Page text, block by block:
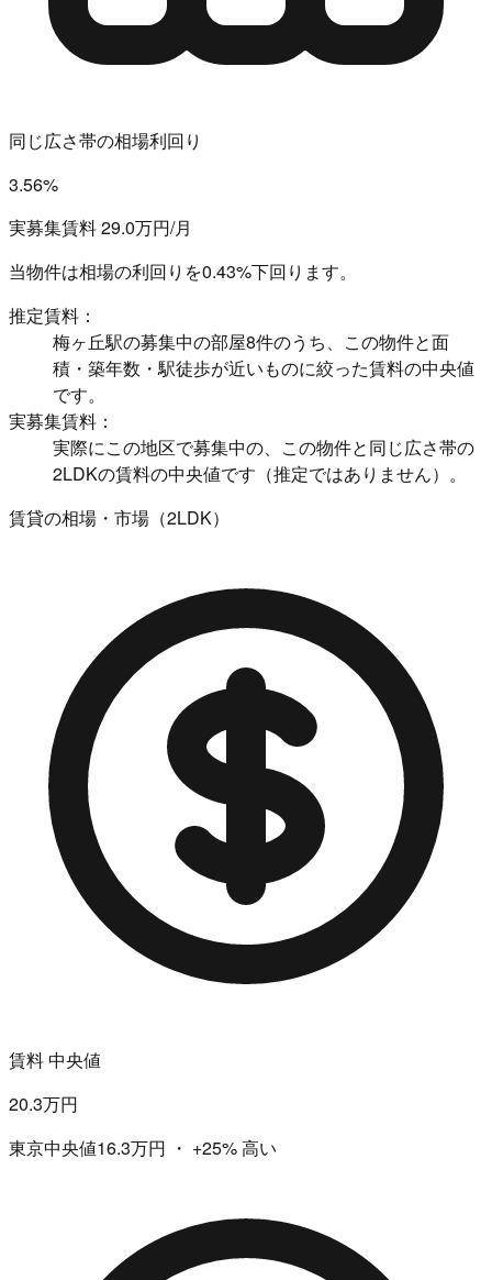
同じ広さ帯の相場利回り
3.56%
実募集賃料 29.0万円/月
当物件は相場の利回りを0.43%下回ります。
推定賃料：
梅ヶ丘駅の募集中の部屋8件のうち、この物件と面
積・築年数・駅徒歩が近いものに絞った賃料の中央値
です。
実募集賃料：
実際にこの地区で募集中の、この物件と同じ広さ帯の
2LDKの賃料の中央値です（推定ではありません）。
賃貸の相場・市場（2LDK）
賃料 中央値
20.3万円
東京中央値16.3万円 ・ +25%高い